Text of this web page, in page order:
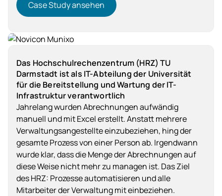
Case Study ansehen
Food
Das Hochschulrechenzentrum (HRZ) TU
Darmstadt ist als IT-Abteilung der Universität
für die Bereitstellung und Wartung der IT-
Infrastruktur verantwortlich
Jahrelang wurden Abrechnungen aufwändig
manuell und mit Excel erstellt. Anstatt mehrere
Verwaltungsangestellte einzubeziehen, hing der
gesamte Prozess von einer Person ab. Irgendwann
wurde klar, dass die Menge der Abrechnungen auf
diese Weise nicht mehr zu managen ist. Das Ziel
des HRZ: Prozesse automatisieren und alle
Mitarbeiter der Verwaltung mit einbeziehen.